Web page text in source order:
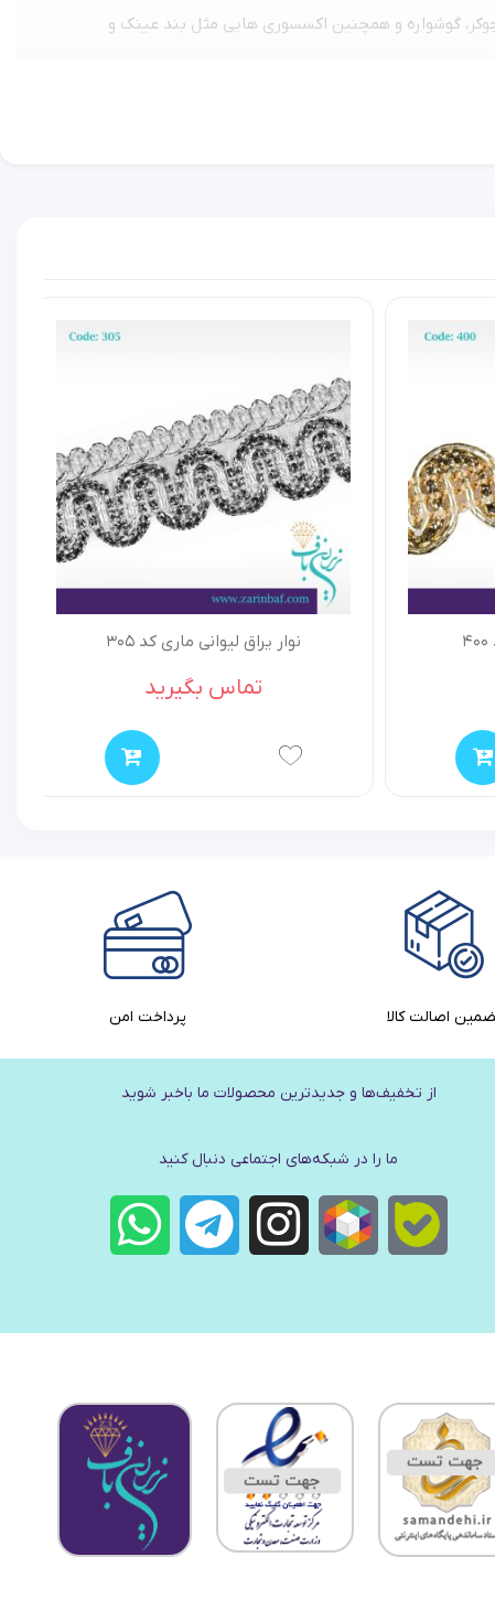
گوشواره و همچنین اکسسوری هایی مثل بند عینک و
نوار یراق لیوانی ماری کد 305
تماس بگیرید
اصالت کالا​ پرداخت امن
از تخفیف‌ها و جدیدترین‌ محصولات ما باخبر شوید
ما را در شبکه‌های اجتماعی دنبال کنید